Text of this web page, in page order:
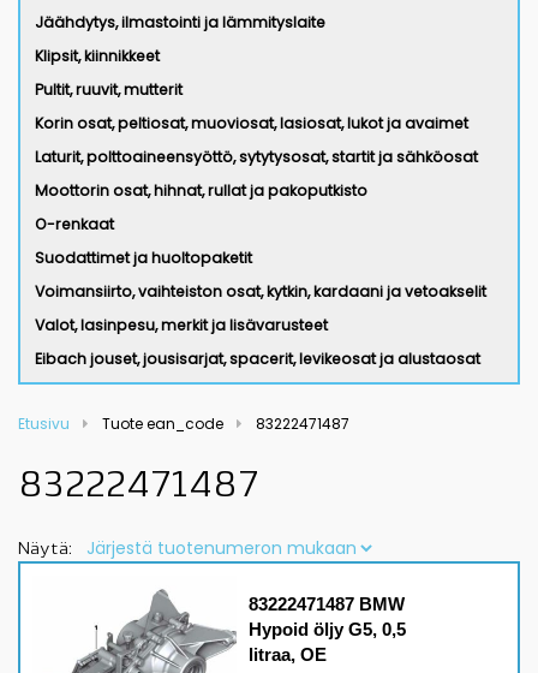
Jäähdytys, ilmastointi ja lämmityslaite
Klipsit, kiinnikkeet
Pultit, ruuvit, mutterit
Korin osat, peltiosat, muoviosat, lasiosat, lukot ja avaimet
Laturit, polttoaineensyöttö, sytytysosat, startit ja sähköosat
Moottorin osat, hihnat, rullat ja pakoputkisto
O-renkaat
Suodattimet ja huoltopaketit
Voimansiirto, vaihteiston osat, kytkin, kardaani ja vetoakselit
Valot, lasinpesu, merkit ja lisävarusteet
Eibach jouset, jousisarjat, spacerit, levikeosat ja alustaosat
Etusivu Tuote ean_code 83222471487
83222471487
Näytä:
83222471487 BMW
Hypoid öljy G5, 0,5
litraa, OE